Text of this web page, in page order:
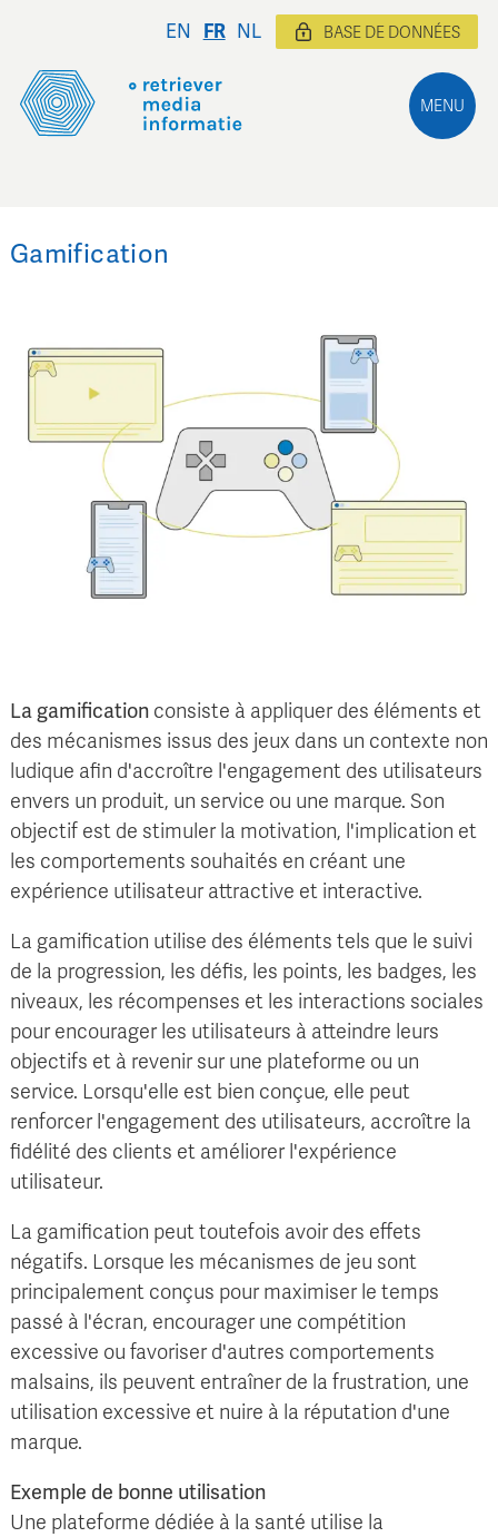
MENU
EN FR NL BASE DE DONNÉES
Gamification
La gamification consiste à appliquer des éléments et
des mécanismes issus des jeux dans un contexte non
ludique afin d'accroître l'engagement des utilisateurs
envers un produit, un service ou une marque. Son
objectif est de stimuler la motivation, l'implication et
les comportements souhaités en créant une
expérience utilisateur attractive et interactive.
La gamification utilise des éléments tels que le suivi
de la progression, les défis, les points, les badges, les
niveaux, les récompenses et les interactions sociales
pour encourager les utilisateurs à atteindre leurs
objectifs et à revenir sur une plateforme ou un
service. Lorsqu'elle est bien conçue, elle peut
renforcer l'engagement des utilisateurs, accroître la
fidélité des clients et améliorer l'expérience
utilisateur.
La gamification peut toutefois avoir des effets
négatifs. Lorsque les mécanismes de jeu sont
principalement conçus pour maximiser le temps
passé à l'écran, encourager une compétition
excessive ou favoriser d'autres comportements
malsains, ils peuvent entraîner de la frustration, une
utilisation excessive et nuire à la réputation d'une
marque.
Exemple de bonne utilisation
Une plateforme dédiée à la santé utilise la